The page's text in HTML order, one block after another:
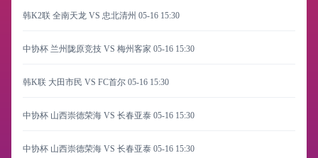
韩K2联 全南天龙 VS 忠北清州 05-16 15:30
中协杯 兰州陇原竞技 VS 梅州客家 05-16 15:30
韩K联 大田市民 VS FC首尔 05-16 15:30
中协杯 山西崇德荣海 VS 长春亚泰 05-16 15:30
中协杯 山西崇德荣海 VS 长春亚泰 05-16 15:30